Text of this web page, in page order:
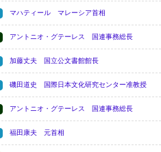
マハティール マレーシア首相
アントニオ・グテーレス 国連事務総長
加藤丈夫 国立公文書館館長
磯田道史 国際日本文化研究センター准教授
アントニオ・グテーレス 国連事務総長
福田康夫 元首相